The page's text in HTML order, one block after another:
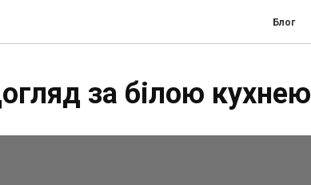
Блог
за білою кухнею